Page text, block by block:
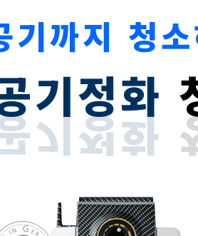
기까지 청
기정화
기정화